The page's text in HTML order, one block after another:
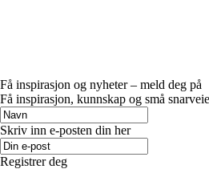
Få inspirasjon og nyheter – meld deg på
Få inspirasjon, kunnskap og små
Skriv inn e-posten din her
Registrer deg